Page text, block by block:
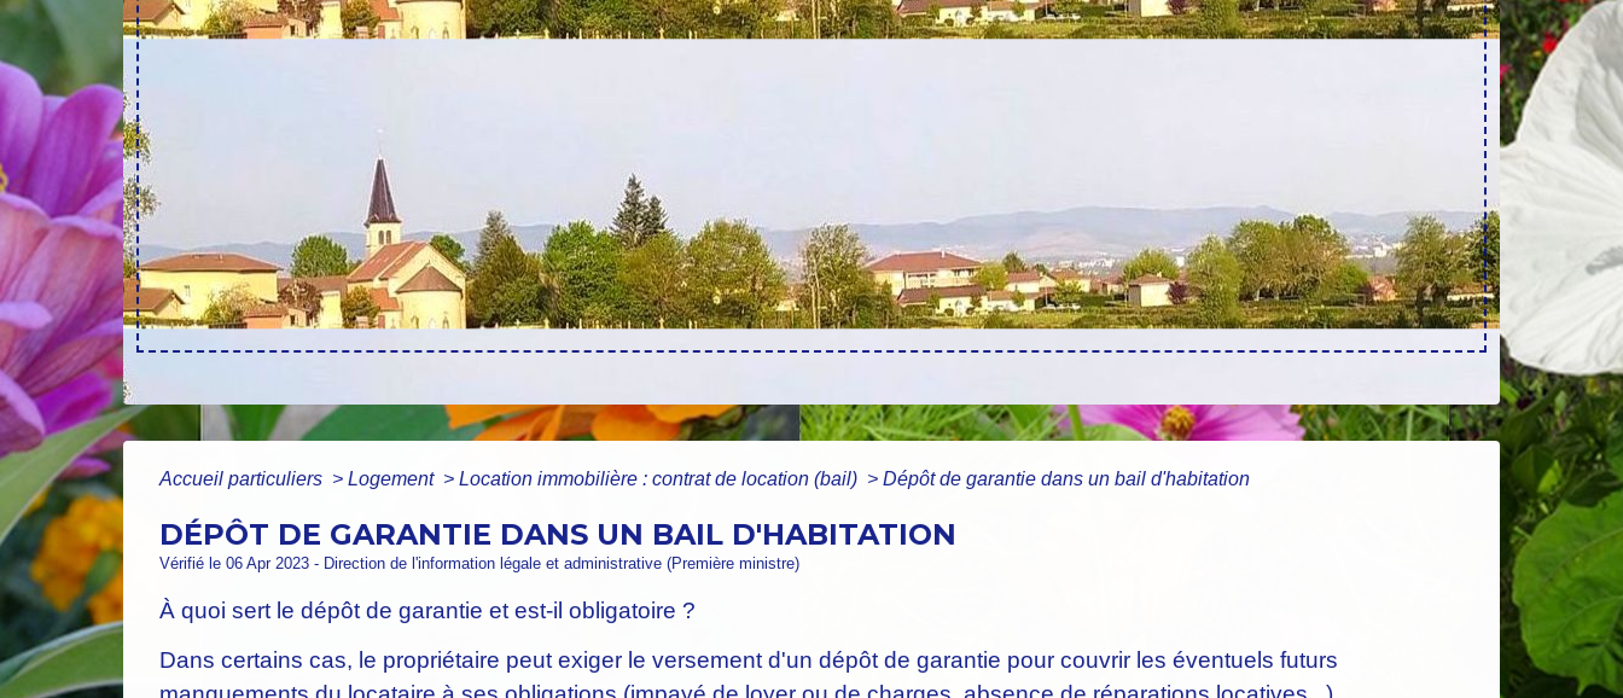
Accueil particuliers > Logement > Location immobilière : contrat de location (bail) > Dépôt de garantie dans un bail d'habitation
DÉPÔT DE GARANTIE DANS UN BAIL D'HABITATION
Vérifié le 06 Apr 2023 - Direction de l'information légale et administrative (Première ministre)
À quoi sert le dépôt de garantie et est-il obligatoire ?
Dans certains cas, le propriétaire peut exiger le versement d'un dépôt de garantie pour couvrir les éventuels futurs